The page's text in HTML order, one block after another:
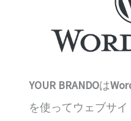
YOUR BRANDOは
を使ってウェブサイ